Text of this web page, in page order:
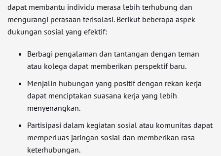
dapat membantu individu merasa lebih terhubung dan
mengurangi perasaan terisolasi. Berikut beberapa aspek
dukungan sosial yang efektif:
Berbagi pengalaman dan tantangan dengan teman
atau kolega dapat memberikan perspektif baru.
Menjalin hubungan yang positif dengan rekan kerja
dapat menciptakan suasana kerja yang lebih
menyenangkan.
Partisipasi dalam kegiatan sosial atau komunitas dapat
memperluas jaringan sosial dan memberikan rasa
keterhubungan.